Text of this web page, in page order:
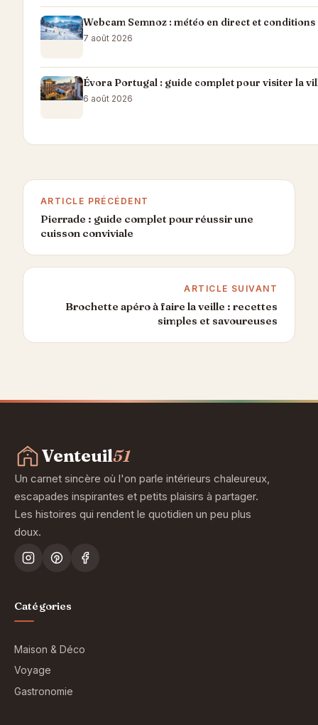
Webcam Semnoz : météo en direct et conditions
7 août 2026
Évora Portugal : guide complet pour visiter la
6 août 2026
ARTICLE PRÉCÉDENT
Pierrade : guide complet pour réussir une
cuisson conviviale
ARTICLE SUIVANT
Brochette apéro à faire la veille : recettes
simples et savoureuses
contenuVenteuil51
Un carnet sincère où l'on parle intérieurs chaleureux,
escapades inspirantes et petits plaisirs à partager.
Les histoires qui rendent le quotidien un peu plus
doux.
Catégories
Maison & Déco
Voyage
Gastronomie